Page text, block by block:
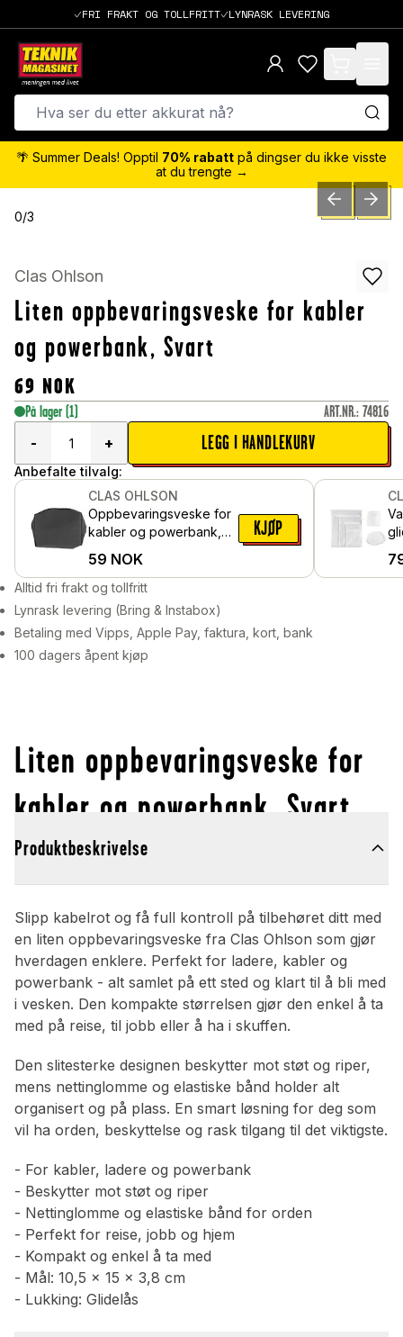
FRI FRAKT OG TOLLFRITT LYNRASK LEVERING
items in cart,
🌴 Summer Deals! Opptil 70% rabatt på dingser du ikke visste
at du trengte →
0/3 PREVIOUSNEXT
Clas Ohlson
Liten oppbevaringsveske for kabler
og powerbank, Svart
69 NOK
På lager (1) ART.NR.: 74816
-
+ LEGG I HANDLEKURV
Anbefalte tilvalg:
CLAS OHLSON
Oppbevaringsveske for
kabler og powerbank,
59 NOK
KJØP
Alltid fri frakt og tollfritt
Lynrask levering (Bring & Instabox)
Betaling med Vipps, Apple Pay, faktura, kort, bank
100 dagers åpent kjøp
Liten oppbevaringsveske for
kabler og powerbank, Svart
Produktbeskrivelse
Slipp kabelrot og få full kontroll på tilbehøret ditt med
en liten oppbevaringsveske fra Clas Ohlson som gjør
hverdagen enklere. Perfekt for ladere, kabler og
powerbank - alt samlet på ett sted og klart til å bli med
i vesken. Den kompakte størrelsen gjør den enkel å ta
med på reise, til jobb eller å ha i skuffen.
Den slitesterke designen beskytter mot støt og riper,
mens nettinglomme og elastiske bånd holder alt
organisert og på plass. En smart løsning for deg som
vil ha orden, beskyttelse og rask tilgang til det viktigste.
- For kabler, ladere og powerbank
- Beskytter mot støt og riper
- Nettinglomme og elastiske bånd for orden
- Perfekt for reise, jobb og hjem
- Kompakt og enkel å ta med
- Mål: 10,5 x 15 x 3,8 cm
- Lukking: Glidelås